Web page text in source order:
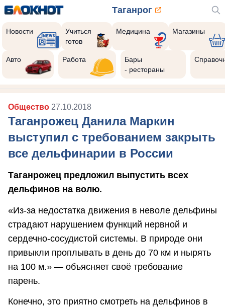
Таганрог
Новости
Учиться
готов
Медицина Магазины
Авто Работа
Бары
- рестораны
Общество 27.10.2018
Таганрожец Данила Маркин
выступил с требованием закрыть
все дельфинарии в России
Таганрожец предложил выпустить всех
дельфинов на волю.
«Из-за недостатка движения в неволе дельфины
страдают нарушением функций нервной и
сердечно-сосудистой системы. В природе они
привыкли проплывать в день до 70 км и нырять
на 100 м.» — объясняет своё требование
парень.
Конечно, это приятно смотреть на дельфинов в